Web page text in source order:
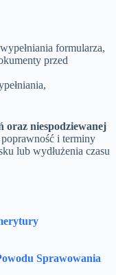
formularza,
przed
oraz niespodziewanej
poprawność i terminy
lub wydłużenia czasu
Sprawowania